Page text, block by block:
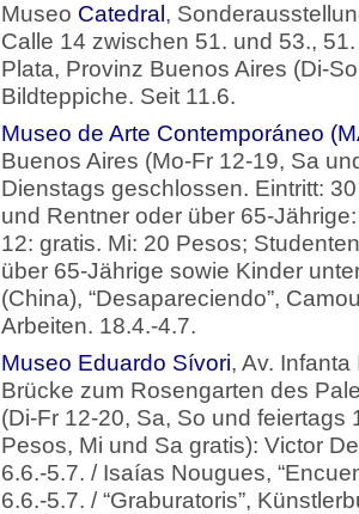
Museo Catedral ,
Calle 14 zwischen 51. und 53.,
Plata, Provinz Buenos Aires (Di-
Bildteppiche. Seit 11.6.
Museo de Arte Contemporáneo
Buenos Aires (Mo-Fr 12-19, Sa
Dienstags geschlossen. Eintritt:
und Rentner oder über 65-
12: gratis. Mi: 20 Pesos;
über 65-Jährige sowie Kinder
(China), “Desapareciendo”,
Arbeiten. 18.4.-4.7.
Museo Eduardo Sívori, Av.
Brücke zum Rosengarten des
(Di-Fr 12-20, Sa, So und feiertags
Pesos, Mi und Sa gratis): Victor
6.6.-5.7. / Isaías Nougues,
6.6.-5.7. / “Graburatoris”,